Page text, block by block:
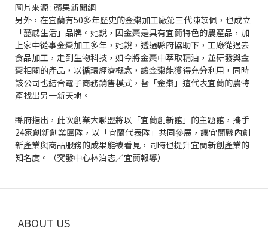
圖片來源 : 蘋果新聞網
另外，在宜蘭有50多年歷史的金棗加工廠第三代陳苡佩，也成立
「囍感生活」品牌。她說，因金棗是具有宜蘭特色的農產品，加
上家中從事金棗加工多年，她說，透過縣府協助下，工廠從過去
食品加工，走到生物科技，如今將金棗中萃取精油，並研發與金
棗相關的產品，以循環經濟概念，讓金棗能獲得充分利用，同時
該公司也結合電子商務銷售模式，替「金棗」這代表宜蘭的農特
產找出另一新天地。
縣府指出，此次創業大聯盟將以「宜蘭創新館」的主題館，攜手
24家創新創業團隊，以「宜蘭代表隊」共同參展，讓宜蘭縣內創
新產業與商品服務的成果能被看見，同時也提升宜蘭新創產業的
知名度。（突發中心林泊志／宜蘭報導）
ABOUT US